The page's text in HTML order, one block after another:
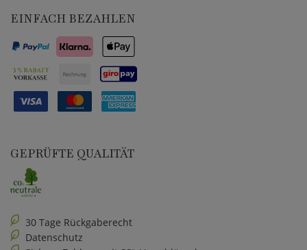
EINFACH BEZAHLEN
GEPRÜFTE QUALITÄT
30 Tage Rückgaberecht
Datenschutz